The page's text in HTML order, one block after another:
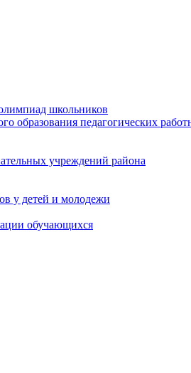
школьников
образования педагогических
учреждений района
у детей и молодежи
обучающихся